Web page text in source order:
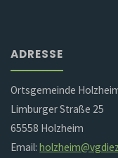
ADRESSE
Ortsgemeinde
Limburger Straße 25
65558 Holzheim
Email: